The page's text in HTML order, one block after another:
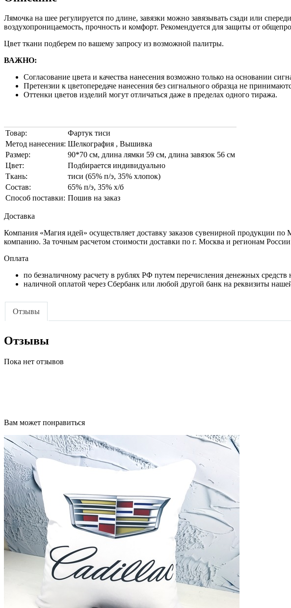
Лямочка на шее регулируется по длине, завязки можно завязывать сзади или
воздухопроницаемость, прочность и комфорт. Рекомендуется для защиты от
Цвет ткани подберем по вашему запросу из возможной палитры.
ВАЖНО:
Согласование цвета и качества нанесения возможно только на основании
Претензии к цветопередаче нанесения без сигнального образца не
Оттенки цветов изделий могут отличаться даже в пределах одного тиража.
Товар:
Фартук тиси
Метод нанесения: Шелкография , Вышивка
Размер:
90*70 см, длина лямки 59 см, длина завязок 56 см
Цвет:
Подбирается индивидуально
Ткань:
тиси (65% п/э, 35% хлопок)
Состав:
65% п/э, 35% х/б
Способ поставки: Пошив на заказ
Доставка
Компания «Магия идей» осуществляет доставку заказов сувенирной продукции по
компанию. За точным расчетом стоимости доставки по г. Москва и регионам
Оплата
по безналичному расчету в рублях РФ путем перечисления денежных средств
наличной оплатой через Сбербанк или любой другой банк на реквизиты
Отзывы
Отзывы
Пока нет отзывов
Вам может понравиться